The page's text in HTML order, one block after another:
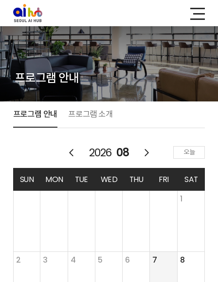
프로그램 안내
프로그램 안내 프로그램 소개
2026 08 오늘
SUN MON TUE WED THU FRI
SAT
1
2 3 4 5 6 7 8